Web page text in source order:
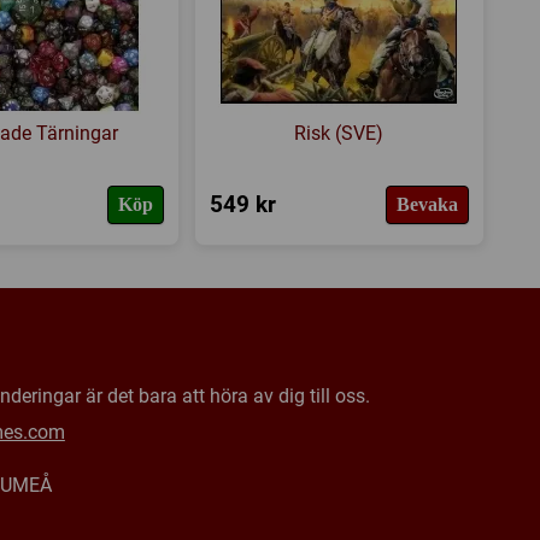
Tärningar
Köp
Risk (SVE)
549 kr Bevaka
är det bara att höra av dig till oss.